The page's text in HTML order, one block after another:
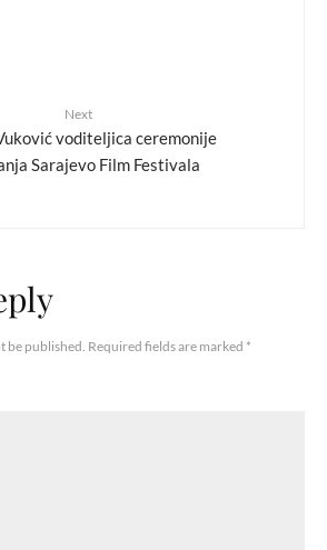
Next
voditeljica ceremonije
Sarajevo Film Festivala
be published. Required fields are marked *